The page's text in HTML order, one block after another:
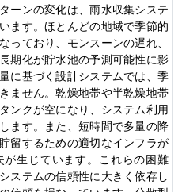
ーンの変化は、雨水収集システ
ます。ほとんどの地域で季節的
っており、モンスーンの遅れ、
期化が貯水池の予測可能性に影
に基づく設計システムでは、季
ません。乾燥地帯や半乾燥地帯
ンクが空になり、システム利用
ます。また、短時間で多量の降
留するための適切なインフラが
生じています。これらの困難
ステムの信頼性に大きく依存し